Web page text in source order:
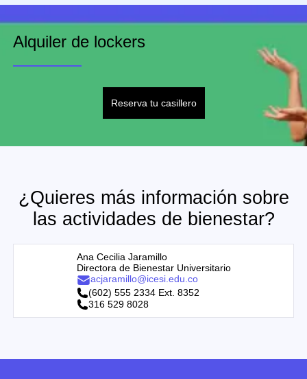
Alquiler de lockers
Reserva tu casillero
¿Quieres más información sobre
las actividades de bienestar?
Ana Cecilia Jaramillo
Directora de Bienestar Universitario
acjaramillo@icesi.edu.co
(602) 555 2334 Ext. 8352
316 529 8028